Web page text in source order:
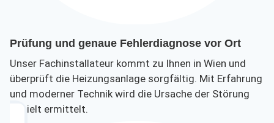
Prüfung und genaue Fehlerdiagnose vor Ort
Unser Fachinstallateur kommt zu Ihnen in Wien und
überprüft die Heizungsanlage sorgfältig. Mit Erfahrung
und moderner Technik wird die Ursache der Störung
gezielt ermittelt.